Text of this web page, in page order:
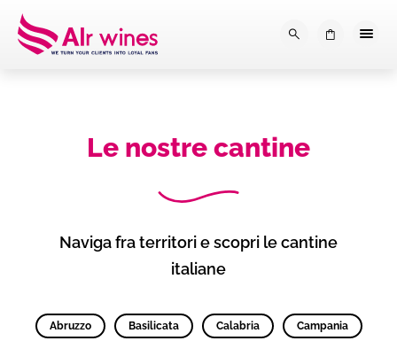
Dalla loro vendemmia, alla
Le nostre cantine
Naviga fra territori e scopri le cantine
italiane
Abruzzo Basilicata Calabria Campania